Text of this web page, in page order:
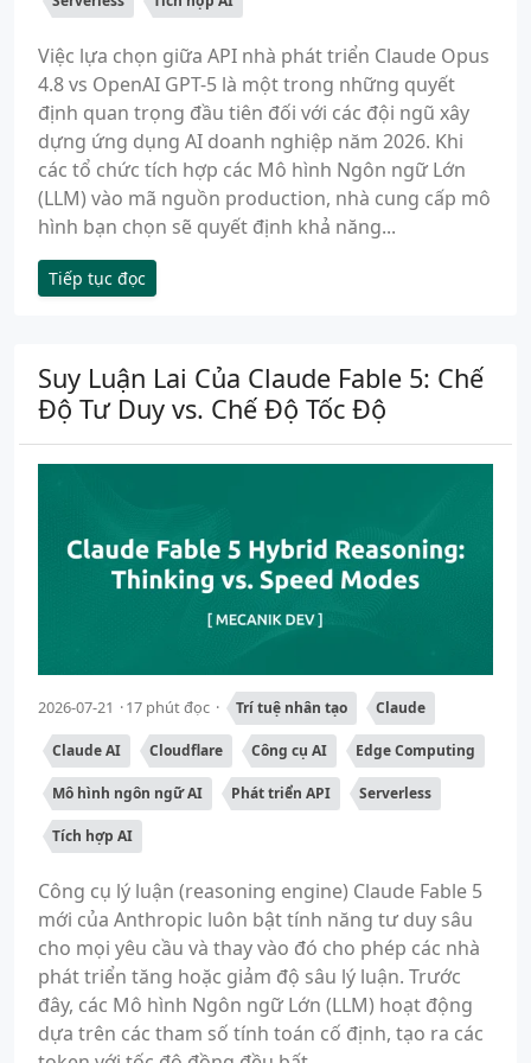
Việc lựa chọn giữa API nhà phát triển Claude Opus
4.8 vs OpenAI GPT-5 là một trong những quyết
định quan trọng đầu tiên đối với các đội ngũ xây
dựng ứng dụng AI doanh nghiệp năm 2026. Khi
các tổ chức tích hợp các Mô hình Ngôn ngữ Lớn
(LLM) vào mã nguồn production, nhà cung cấp mô
hình bạn chọn sẽ quyết định khả năng...
Tiếp tục đọc
Suy Luận Lai Của Claude Fable 5: Chế
Độ Tư Duy vs. Chế Độ Tốc Độ
2026-07-21 17 phút đọc Trí tuệ nhân tạo Claude
Claude AI Cloudflare Công cụ AI Edge Computing
Mô hình ngôn ngữ AI Phát triển API Serverless
Tích hợp AI
Công cụ lý luận (reasoning engine) Claude Fable 5
mới của Anthropic luôn bật tính năng tư duy sâu
cho mọi yêu cầu và thay vào đó cho phép các nhà
phát triển tăng hoặc giảm độ sâu lý luận. Trước
đây, các Mô hình Ngôn ngữ Lớn (LLM) hoạt động
dựa trên các tham số tính toán cố định, tạo ra các